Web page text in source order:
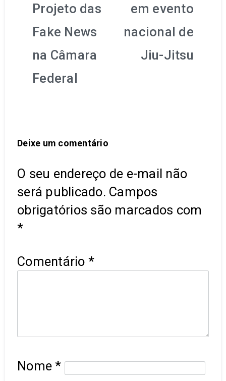
Projeto das
Fake News
na Câmara
Federal
em evento
nacional de
Jiu-Jitsu
Deixe um comentário
O seu endereço de e-mail não
será publicado. Campos
obrigatórios são marcados com
*
Comentário *
Nome*